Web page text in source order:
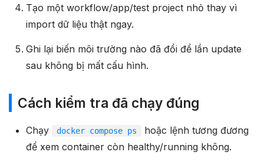
Tạo một workflow/app/test project nhỏ thay vì
import dữ liệu thật ngay.
Ghi lại biến môi trường nào đã đổi để lần update
sau không bị mất cấu hình.
Cách kiểm tra đã chạy đúng
Chạy docker compose ps
hoặc lệnh tương đương
để xem container còn healthy/running không.